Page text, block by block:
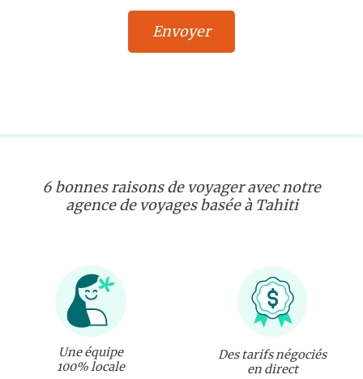
6 bonnes raisons de voyager avec notre
agence de voyages basée à Tahiti
Une équipe
100% locale
Des tarifs négociés
en direct